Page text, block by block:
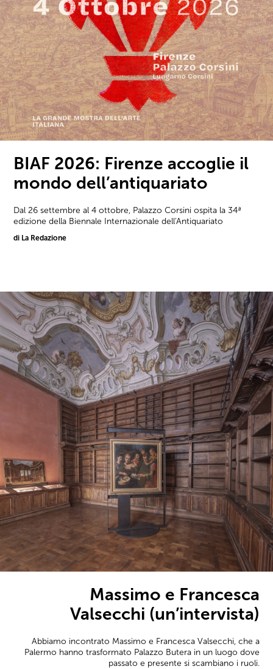
BIAF 2026: Firenze accoglie il
mondo dell’antiquariato
Dal 26 settembre al 4 ottobre, Palazzo Corsini ospita la 34ª
edizione della Biennale Internazionale dell'Antiquariato
di La Redazione
Massimo e Francesca
Valsecchi (un’intervista)
Abbiamo incontrato Massimo e Francesca Valsecchi, che a
Palermo hanno trasformato Palazzo Butera in un luogo dove
passato e presente si scambiano i ruoli.